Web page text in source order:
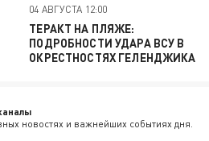
04 АВГУСТА 12:00
ТЕРАКТ НА ПЛЯЖЕ:
ПОДРОБНОСТИ УДАРА ВСУ В
ОКРЕСТНОСТЯХ ГЕЛЕНДЖИКА
новостях и важнейших событиях дня.